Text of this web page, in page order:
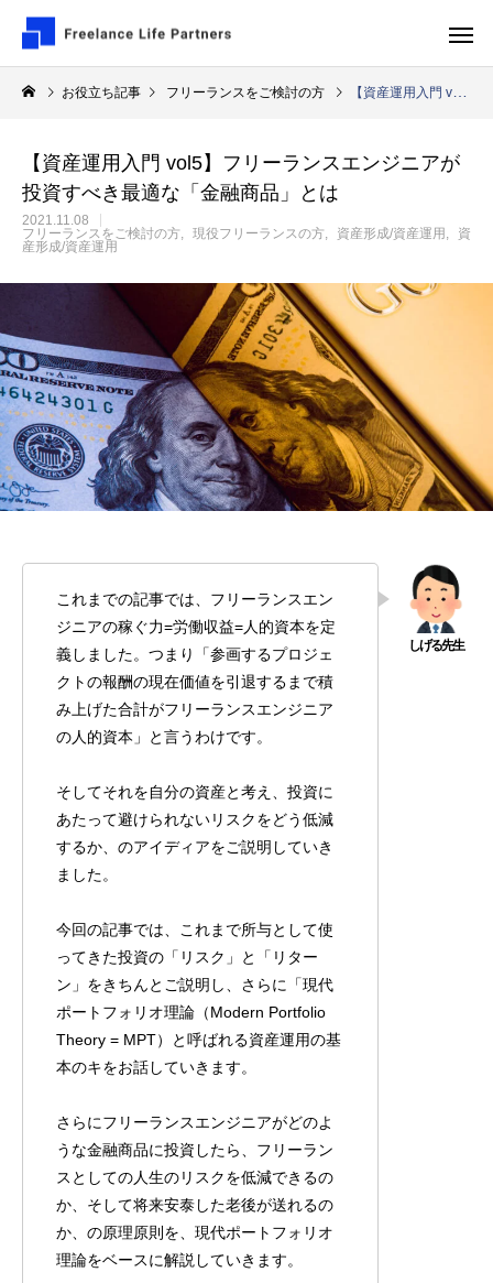
フリーランスをご検討の方
案件探しはフリーランスエージェントを使
うと簡単！| 案件獲得までのステップや選
フリーランスプロ
遣との兼業につい
【徹底解説】複数のフリーランスエージェ
ントを利用した方が良い理由
2022.01.08
【実話】フリーランスエンジニアが住宅ロ
ーンを組んだ話
2022.01.19
お役立ち記事 フリーランスをご検討の方 【資産運用入門 vol5】フリーランスエンジニアが投資すべき最適な「金融商品」とは
【資産運用入門 vol5】フリーランスエンジニアが
投資すべき最適な「金融商品」とは
2021.11.08
フリーランスをご検討の方
現役フリーランスの方 資産形成/資産運用
資
産形成/資産運用
これまでの記事では、フリーランスエン
ジニアの稼ぐ力=労働収益=人的資本を定
義しました。つまり「参画するプロジェ
クトの報酬の現在価値を引退するまで積
み上げた合計がフリーランスエンジニア
の人的資本」と言うわけです。
そしてそれを自分の資産と考え、投資に
あたって避けられないリスクをどう低減
するか、のアイディアをご説明していき
ました。
今回の記事では、これまで所与として使
ってきた投資の「リスク」と「リター
ン」をきちんとご説明し、さらに「現代
ポートフォリオ理論（Modern Portfolio
Theory = MPT）と呼ばれる資産運用の基
本のキをお話していきます。
さらにフリーランスエンジニアがどのよ
うな金融商品に投資したら、フリーラン
スとしての人生のリスクを低減できるの
か、そして将来安泰した老後が送れるの
か、の原理原則を、現代ポートフォリオ
理論をベースに解説していきます。